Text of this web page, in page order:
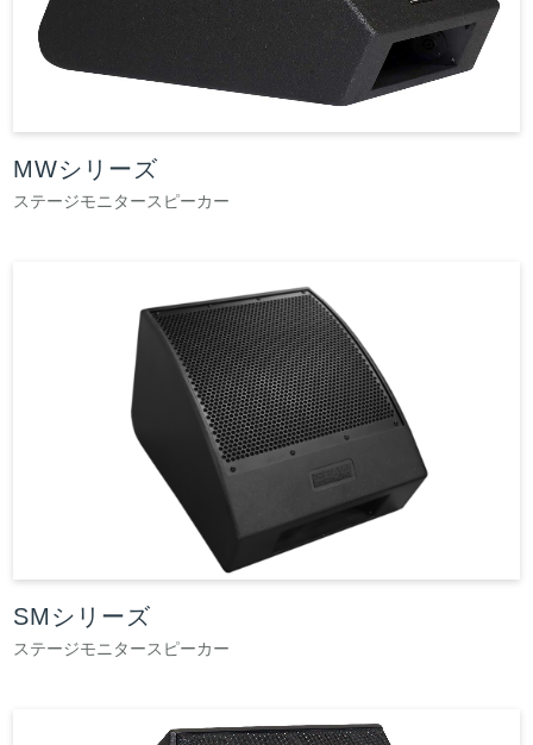
MWシリーズ
ステージモニタースピーカー
SMシリーズ
ステージモニタースピーカー